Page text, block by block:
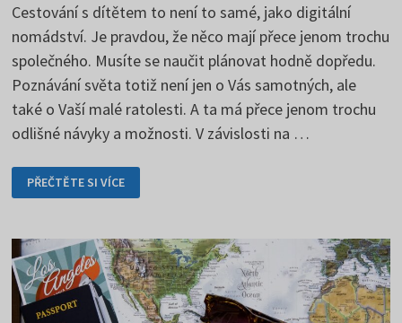
Cestování s dítětem to není to samé, jako digitální
nomádství. Je pravdou, že něco mají přece jenom trochu
společného. Musíte se naučit plánovat hodně dopředu.
Poznávání světa totiž není jen o Vás samotných, ale
také o Vaší malé ratolesti. A ta má přece jenom trochu
odlišné návyky a možnosti. V závislosti na …
CESTOVÁNÍ
S
DÍTĚTEM
PŘEČTĚTE SI VÍCE